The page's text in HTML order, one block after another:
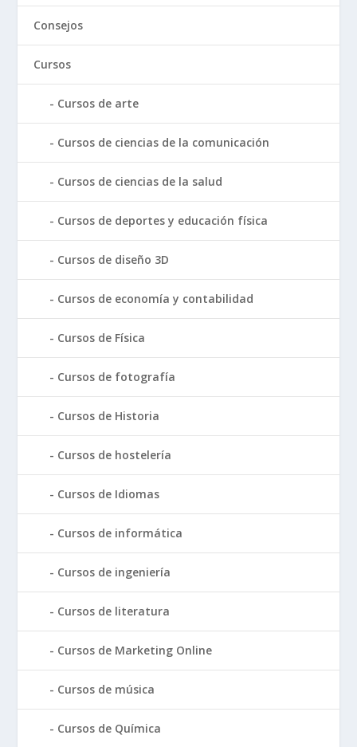
Consejos
Cursos
Cursos de arte
Cursos de ciencias de la comunicación
Cursos de ciencias de la salud
Cursos de deportes y educación física
Cursos de diseño 3D
Cursos de economía y contabilidad
Cursos de Física
Cursos de fotografía
Cursos de Historia
Cursos de hostelería
Cursos de Idiomas
Cursos de informática
Cursos de ingeniería
Cursos de literatura
Cursos de Marketing Online
Cursos de música
Cursos de Química